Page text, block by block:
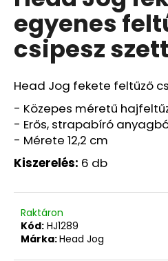
ből
0,0
csillag.
egyenes
csipesz
Head Jog fekete feltűző
- Közepes méretű
- Erős, strapabíró
- Mérete 12,2 cm
Kiszerelés: 6 db
Raktáron
Kód: HJ1289
Márka:Head Jog